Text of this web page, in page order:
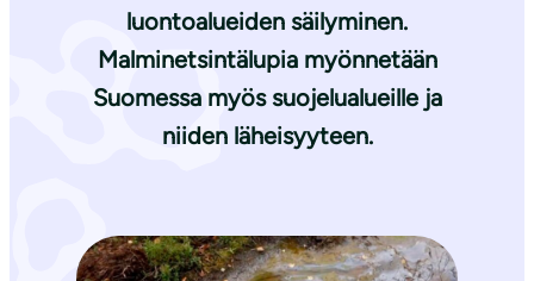
luontoalueiden säilyminen.
Malminetsintälupia myönnetään
Suomessa myös suojelualueille ja
niiden läheisyyteen.